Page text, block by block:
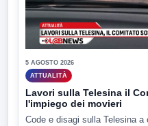
5 AGOSTO 2026
ATTUALITÀ
Lavori sulla Telesina il
l'impiego dei movieri
Code e disagi sulla Telesina